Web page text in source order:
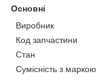
Основні
Виробник
Код запчастини
Стан
Сумісність з маркою